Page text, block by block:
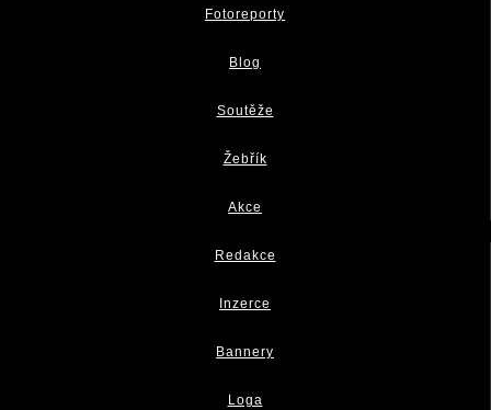
Fotoreporty
Blog
Soutěže
Žebřík
Akce
Redakce
Inzerce
Bannery
Loga